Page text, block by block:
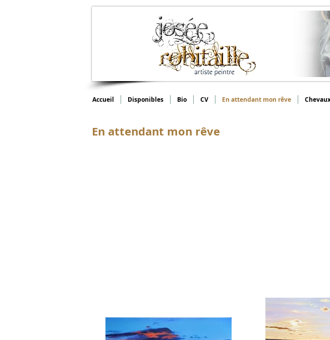
Accueil Disponibles Bio CV En attendant mon rêve
En attendant mon rêve